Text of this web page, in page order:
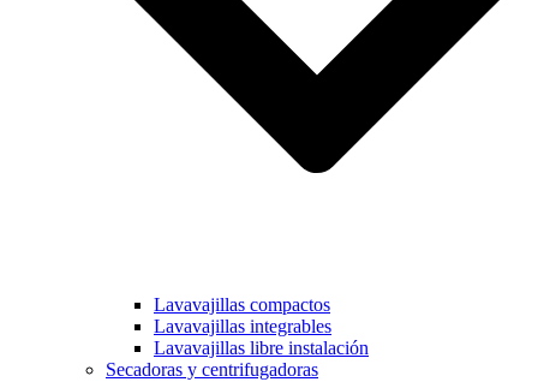
Lavavajillas compactos
Lavavajillas integrables
Lavavajillas libre instalación
Secadoras y centrifugadoras